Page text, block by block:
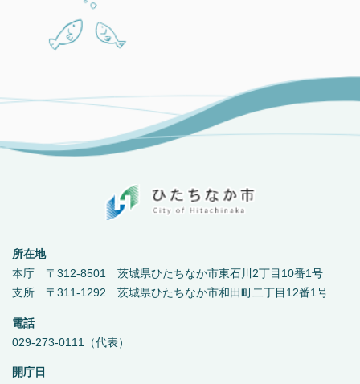
所在地
本庁 〒312-8501 茨城県ひたちなか市東石川2丁目10番1号
支所 〒311-1292 茨城県ひたちなか市和田町二丁目12番1号
電話
029-273-0111（代表）
開庁日